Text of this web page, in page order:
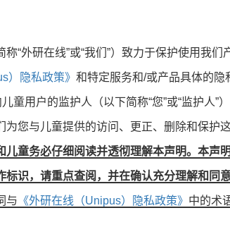
“外研在线”或“我们”）致力于保护使用我
）隐私政策》 和特定服务和/或产品具体的
儿童用户的监护人（以下简称“您”或“监护人
您与儿童提供的访问、更正、删除和保护
童务必仔细阅读并透彻理解本声明。本声
识，请重点查阅，并在确认充分理解和同
与 《外研在线（Unipus）隐私政策》 中的术